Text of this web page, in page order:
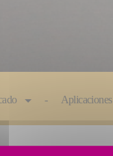
Aplicaciones